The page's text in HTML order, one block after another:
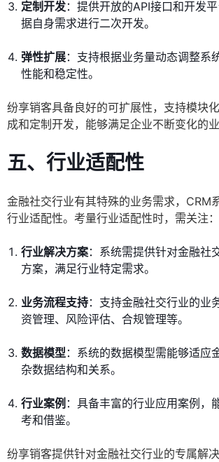
定制开发：提供开放的API接口和开发
据自身需求进行二次开发。
弹性扩展：支持根据业务量动态调整系
性能和稳定性。
纷享销客具备良好的可扩展性，支持模块
成和定制开发，能够满足企业不断变化的业
五、行业适配性
金融社交行业有其特殊的业务需求，CRM
行业适配性。考量行业适配性时，需关注：
行业解决方案：系统需提供针对金融社
方案，满足行业特定需求。
业务流程支持：支持金融社交行业的业
资管理、风险评估、合规管理等。
数据模型：系统的数据模型需能够适应
杂数据结构和关系。
行业案例 ：具备丰富的行业应用案例，
考和借鉴。
纷享销客提供针对金融社交行业的专属解